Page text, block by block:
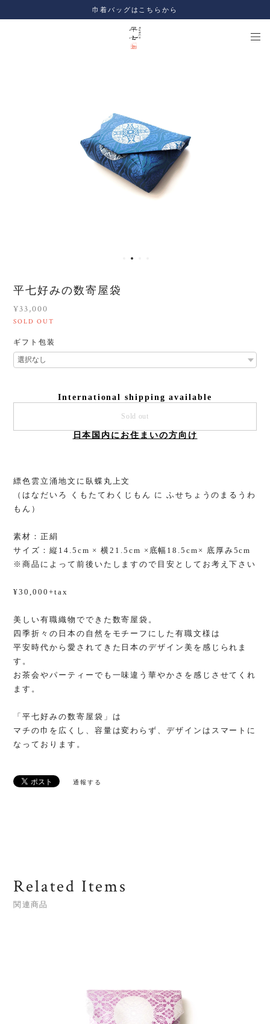
巾着バッグはこちらから
平七好みの数寄屋袋
¥33,000
SOLD OUT
ギフト包装
International shipping available
Sold out
日本国内にお住まいの方向け
縹色雲立涌地文に臥蝶丸上文
（はなだいろ くもたてわくじもん に ふせちょうのまるうわ
もん）
素材：正絹
サイズ：縦14.5cm × 横21.5cm ×底幅18.5cm× 底厚み5cm
※商品によって前後いたしますので目安としてお考え下さい
¥30,000+tax
美しい有職織物でできた数寄屋袋。
四季折々の日本の自然をモチーフにした有職文様は
平安時代から愛されてきた日本のデザイン美を感じられま
す。
お茶会やパーティーでも一味違う華やかさを感じさせてくれ
ます。
「平七好みの数寄屋袋」は
マチの巾を広くし、容量は変わらず、デザインはスマートに
なっております。
通報する
Related Items
関連商品